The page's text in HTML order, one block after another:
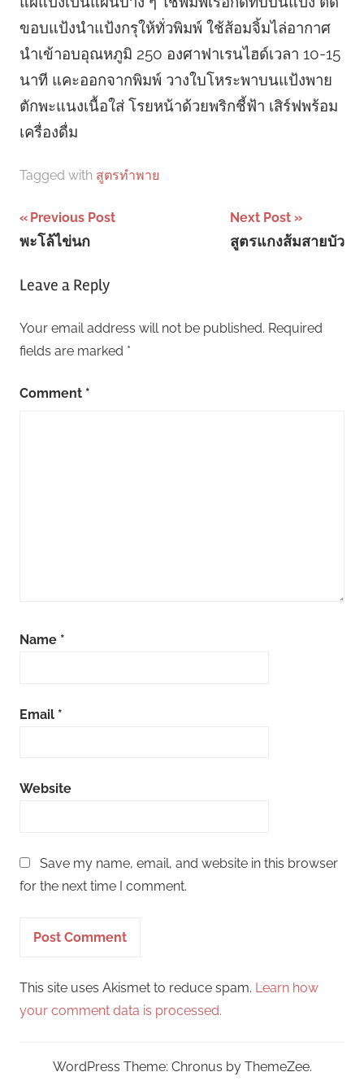
ขอบแป้งนำแป้งกรุให้ทั่วพิมพ์ ใช้ส้อมจิ้มไล่อากาศ
นำเข้าอบอุณหภูมิ 250 องศาฟาเรนไฮด์เวลา 10-15
นาที แคะออกจากพิมพ์ วางใบโหระพาบนแป้งพาย
ตักพะแนงเนื้อใส่ โรยหน้าด้วยพริกชี้ฟ้า เสิร์ฟพร้อม
เครื่องดื่ม
Tagged with สูตรทําพาย
Post
navigation
Previous Post
พะโล้ไข่นก
Next Post
สูตรแกงส้มสายบัว
Leave a Reply
Your email address will not be published. Required
fields are marked *
Comment *
Name *
Email *
Website
Save my name, email, and website in this browser
for the next time I comment.
This site uses Akismet to reduce spam. Learn how
your comment data is processed.
WordPress Theme: Chronus by ThemeZee.